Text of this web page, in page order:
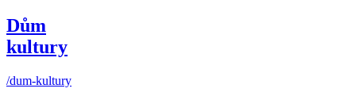
Dům
kultury
/dum-kultury